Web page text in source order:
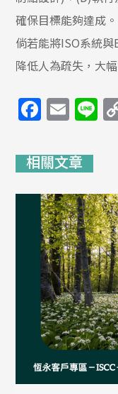
確保目標能夠達成。
倘若能將ISO系統與
降低人為疏失，大
相關文章